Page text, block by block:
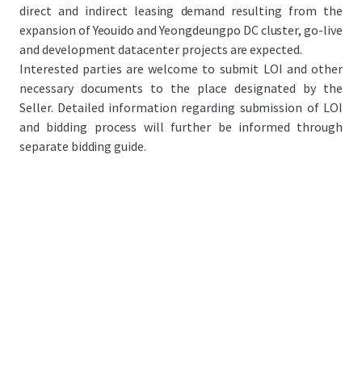
direct and indirect leasing demand resulting from the
expansion of Yeouido and Yeongdeungpo DC cluster, go-live
and development datacenter projects are expected.
Interested parties are welcome to submit LOI and other
necessary documents to the place designated by the
Seller. Detailed information regarding submission of LOI
and bidding process will further be informed through
separate bidding guide.